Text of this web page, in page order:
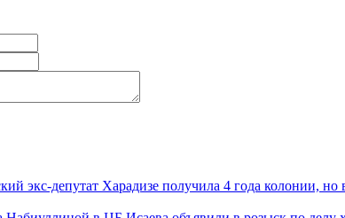
экс-депутат Харадизе получила 4 года колонии, но